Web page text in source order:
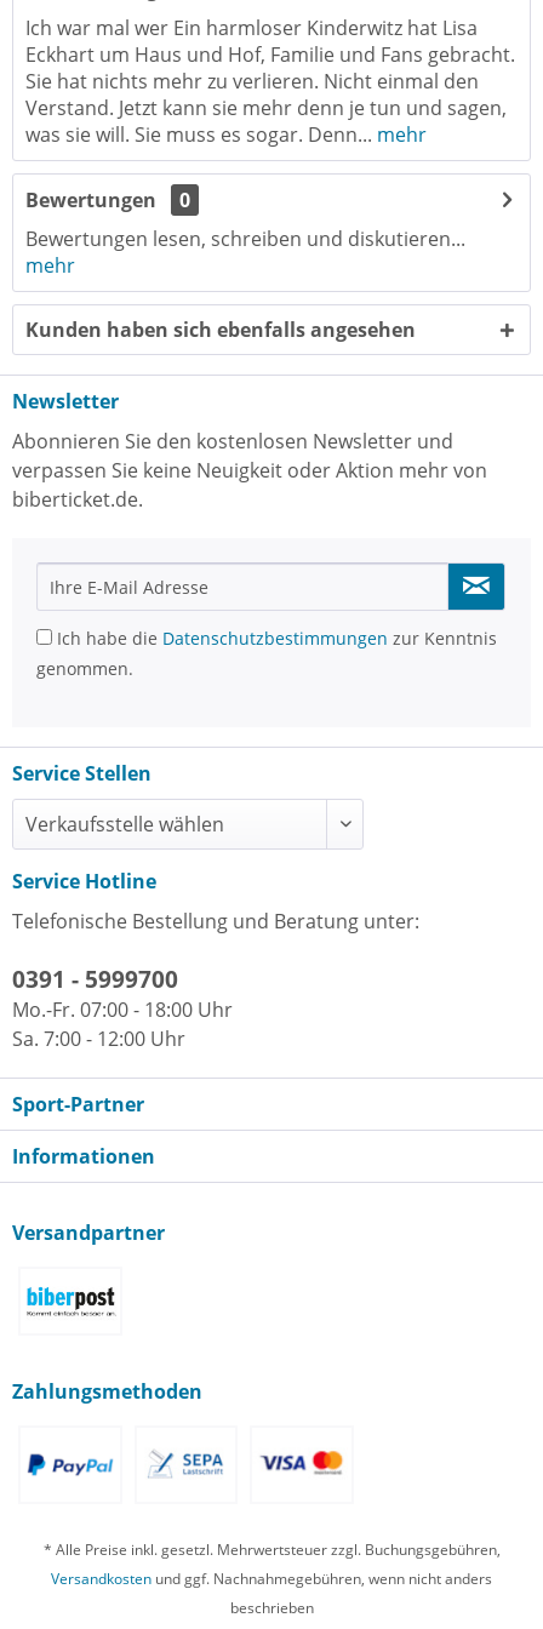
Ich war mal wer Ein harmloser Kinderwitz hat Lisa
Eckhart um Haus und Hof, Familie und Fans gebracht.
Sie hat nichts mehr zu verlieren. Nicht einmal den
Verstand. Jetzt kann sie mehr denn je tun und sagen,
was sie will. Sie muss es sogar. Denn... mehr
Bewertungen
0
Bewertungen lesen, schreiben und diskutieren...
mehr
Kunden haben sich ebenfalls angesehen
Newsletter
Abonnieren Sie den kostenlosen Newsletter und
verpassen Sie keine Neuigkeit oder Aktion mehr von
biberticket.de.
Ich habe die Datenschutzbestimmungen zur Kenntnis
genommen.
Service Stellen
Service Hotline
Telefonische Bestellung und Beratung unter:
0391 - 5999700
Mo.-Fr. 07:00 - 18:00 Uhr
Sa. 7:00 - 12:00 Uhr
Sport-Partner
Informationen
Versandpartner
Zahlungsmethoden
* Alle Preise inkl. gesetzl. Mehrwertsteuer zzgl. Buchungsgebühren,
Versandkosten und ggf. Nachnahmegebühren, wenn nicht anders
beschrieben